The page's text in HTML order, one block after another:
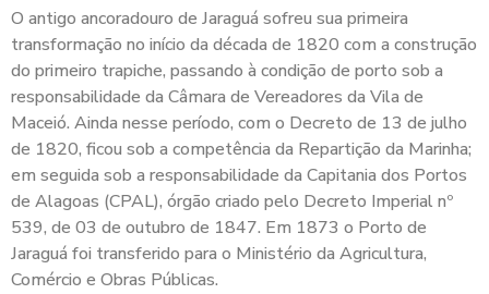
O antigo ancoradouro de Jaraguá sofreu sua primeira
transformação no início da década de 1820 com a construção
do primeiro trapiche, passando à condição de porto sob a
responsabilidade da Câmara de Vereadores da Vila de
Maceió. Ainda nesse período, com o Decreto de 13 de julho
de 1820, ficou sob a competência da Repartição da Marinha;
em seguida sob a responsabilidade da Capitania dos Portos
de Alagoas (CPAL), órgão criado pelo Decreto Imperial nº
539, de 03 de outubro de 1847. Em 1873 o Porto de
Jaraguá foi transferido para o Ministério da Agricultura,
Comércio e Obras Públicas.